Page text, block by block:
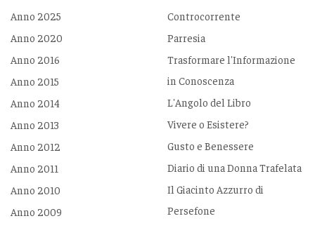
Anno 2025
Anno 2020
Anno 2016
Anno 2015
Anno 2014
Anno 2013
Anno 2012
Anno 2011
Anno 2010
Anno 2009
Controcorrente
Parresia
Trasformare l'Informazione
in Conoscenza
L'Angolo del Libro
Vivere o Esistere?
Gusto e Benessere
Diario di una Donna Trafelata
Il Giacinto Azzurro di
Persefone